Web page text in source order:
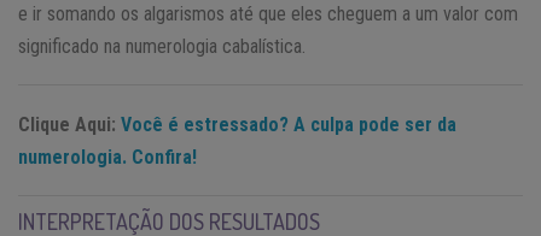
e ir somando os algarismos até que eles cheguem a um valor com
significado na numerologia cabalística.
Clique Aqui: Você é estressado? A culpa pode ser da
numerologia. Confira!
INTERPRETAÇÃO DOS RESULTADOS